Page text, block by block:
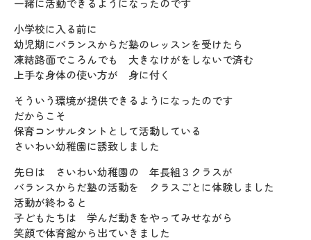
小学校に入る前に
幼児期にバランスからだ塾のレッスンを受けたら
凍結路面でころんでも 大きなけがをしないで済む
上手な身体の使い方が 身に付く
そういう環境が提供できるようになったのです
だからこそ
保育コンサルタントとして活動している
さいわい幼稚園に誘致しました
先日は さいわい幼稚園の 年長組３クラスが
バランスからだ塾の活動を クラスごとに体験しました
活動が終わると
子どもたちは 学んだ動きをやってみせながら
笑顔で体育館から出ていきました